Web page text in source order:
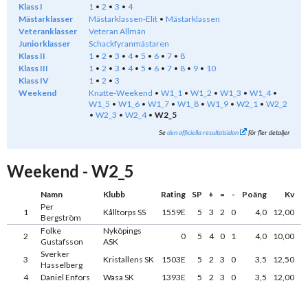
Klass I
1 2 3
4
Mästarklasser
Mästarklassen-Elit
Mästarklassen
Veteranklasser
Veteran Allmän
Juniorklasser
Schackfyranmästaren
Klass II
1 2 3 4 5 6 7
8
Klass III
1 2 3 4 5 6 7 8 9
10
Klass IV
1 2
3
Weekend
Knatte-Weekend W1_1 W1_2 W1_3
W1_4
W1_5
W1_6 W1_7 W1_8 W1_9 W2_1
W2_2
W2_3
W2_4 W2_5
Seden officiella resultatsidan för fler detaljer
Weekend - W2_5
Namn Klubb Rating SP + = - Poäng
Kv
1
Per
Bergström
Kålltorps SS 1559E 5 3 2 0 4,0 12,00
2
Folke
Gustafsson
Nyköpings
ASK
0 5 4 0 1 4,0 10,00
3
Sverker
Hasselberg
Kristallens SK 1503E 5 2 3 0 3,5
12,50
4
Daniel Enfors Wasa SK 1393E 5 2 3 0 3,5
12,00